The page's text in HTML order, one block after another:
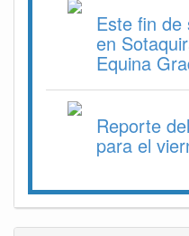
Este fin de
en
Equina
Reporte
para el